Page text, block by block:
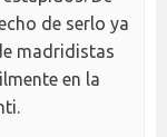
de serlo ya
madridistas
en la